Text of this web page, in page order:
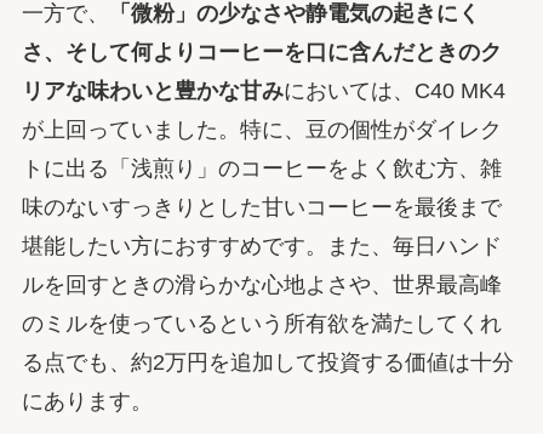
一方で、
「微粉」の少なさや静電気の起きにく
さ、そして何よりコーヒーを口に含んだときのク
リアな味わいと豊かな甘みにおいては、C40 MK4
が上回っていました。特に、豆の個性がダイレク
トに出る「浅煎り」のコーヒーをよく飲む方、雑
味のないすっきりとした甘いコーヒーを最後まで
堪能したい方におすすめです。また、毎日ハンド
ルを回すときの滑らかな心地よさや、世界最高峰
のミルを使っているという所有欲を満たしてくれ
る点でも、約2万円を追加して投資する価値は十分
にあります。